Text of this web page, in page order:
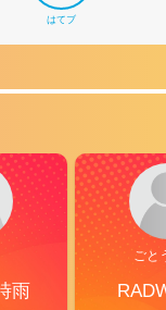
はてブ
雨
ごと